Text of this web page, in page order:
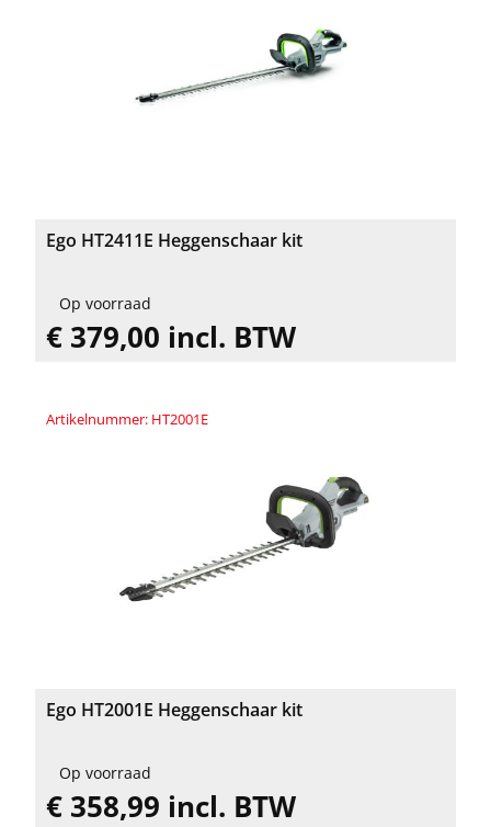
Ego HT2411E Heggenschaar kit
Op voorraad
€ 379,00 incl. BTW
Artikelnummer: HT2001E
Ego HT2001E Heggenschaar kit
Op voorraad
€ 358,99 incl. BTW